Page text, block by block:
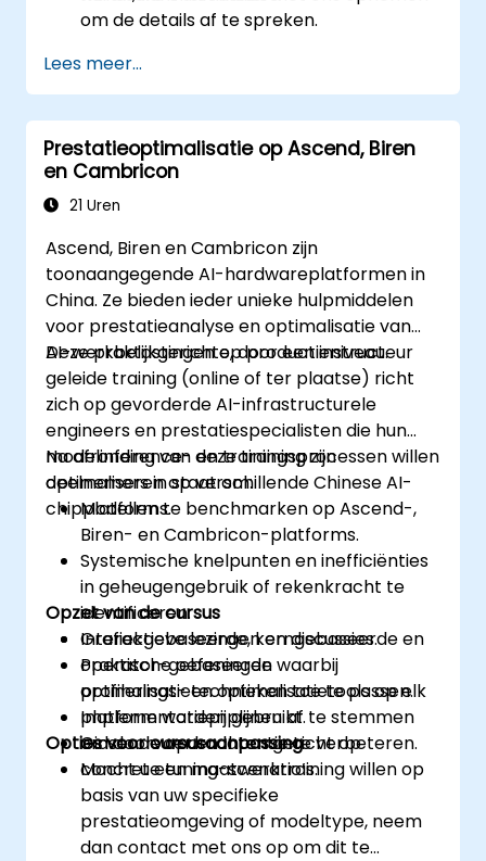
om de details af te spreken.
Lees meer...
Prestatieoptimalisatie op Ascend, Biren
en Cambricon
21 Uren
Ascend, Biren en Cambricon zijn
toonaangegende AI-hardwareplatformen in
China. Ze bieden ieder unieke hulpmiddelen
voor prestatieanalyse en optimalisatie van
AI-werkbelastingen op productieniveau.
Deze praktijkgerichte, door een instructeur
geleide training (online of ter plaatse) richt
zich op gevorderde AI-infrastructurele
engineers en prestatiespecialisten die hun
modelinference- en trainingsprocessen willen
optimaliseren op verschillende Chinese AI-
chipplatforms.
Na afronding van deze training zijn
deelnemers in staat om:
Modellen te benchmarken op Ascend-,
Biren- en Cambricon-platforms.
Systemische knelpunten en inefficiënties
in geheugengebruik of rekenkracht te
identificeren.
Grafiekgebaseerde, kerngebaseerde en
operator-gebaseerde
optimalisatietechnieken toe te passen.
Implementatiepijplijnen af te stemmen
om doorvoer en latentie te verbeteren.
Opzet van de cursus
Interactieve lezingen en discussies.
Praktische oefeningen waarbij
profilerings- en optimalisatietools op elk
platform worden gebruikt.
Gidsende opdrachten gericht op
concrete tuning-scenario’s.
Opties voor cursusaanpassing
Mocht u een maatwerktraining willen op
basis van uw specifieke
prestatieomgeving of modeltype, neem
dan contact met ons op om dit te